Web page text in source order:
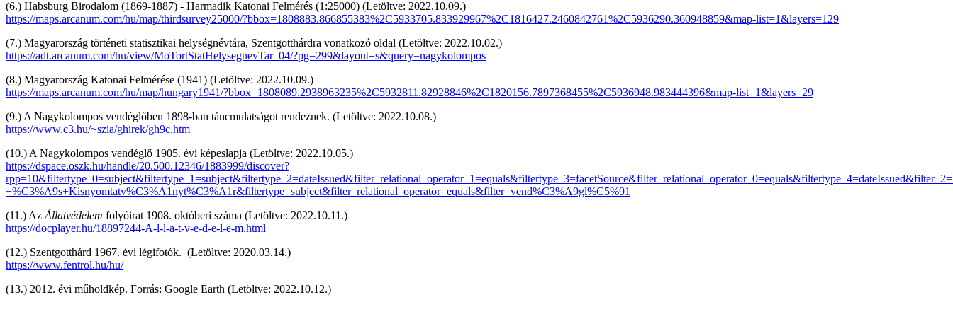
(6.) Habsburg Birodalom (1869-1887) - Harmadik Katonai Felmérés (1:25000) (Letöltve: 2022.10.09.)
https://maps.arcanum.com/hu/map/thirdsurvey25000/?bbox=1808883.866855383%2C5933705.833929967%2C1816427.2460842761%2C5936290.360948859&map-list=1&layers=129
(7.) Magyarország történeti statisztikai helységnévtára, Szentgotthárdra vonatkozó oldal (Letöltve: 2022.10.02.)
https://adt.arcanum.com/hu/view/MoTortStatHelysegnevTar_04/?pg=299&layout=s&query=nagykolompos
(8.) Magyarország Katonai Felmérése (1941) (Letöltve: 2022.10.09.)
https://maps.arcanum.com/hu/map/hungary1941/?bbox=1808089.2938963235%2C5932811.82928846%2C1820156.7897368455%2C5936948.983444396&map-list=1&layers=29
(9.) A Nagykolompos vendéglőben 1898-ban táncmulatságot rendeznek. (Letöltve: 2022.10.08.)
https://www.c3.hu/~szia/ghirek/gh9c.htm
(10.) A Nagykolompos vendéglő 1905. évi képeslapja (Letöltve: 2022.10.05.)
https://dspace.oszk.hu/handle/20.500.12346/1883999/discover?
+%C3%A9s+Kisnyomtatv%C3%A1nyt%C3%A1r&filtertype=subject&filter_relational_operator=equals&filter=vend%C3%A9gl%C5%91
(11.) Az Állatvédelem folyóirat 1908. októberi száma (Letöltve: 2022.10.11.)
https://docplayer.hu/18897244-A-l-l-a-t-v-e-d-e-l-e-m.html
(12.) Szentgotthárd 1967. évi légifotók. (Letöltve: 2020.03.14.)
https://www.fentrol.hu/hu/
(13.) 2012. évi műholdkép. Forrás: Google Earth (Letöltve: 2022.10.12.)